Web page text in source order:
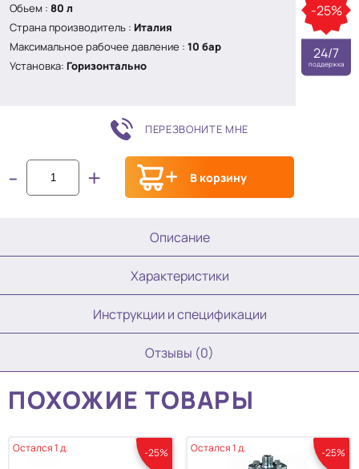
Обьем : 80 л
Страна производитель : Италия
Максимальное рабочее давление : 10 бар
Установка: Горизонтально
ПЕРЕЗВОНИТЕ МНЕ
- + В корзину
-25%
24/7
поддержка
Описание
Характеристики
Инструкции и спецификации
Отзывы (0)
ПОХОЖИЕ ТОВАРЫ
Остался 1 д. -25% Остался 1 д. -25%